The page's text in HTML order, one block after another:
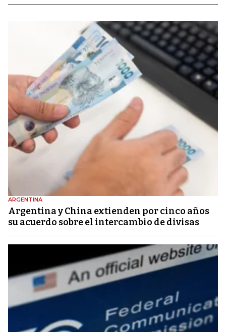
ARGENTINA
Argentina y China extienden por cinco años
su acuerdo sobre el intercambio de divisas